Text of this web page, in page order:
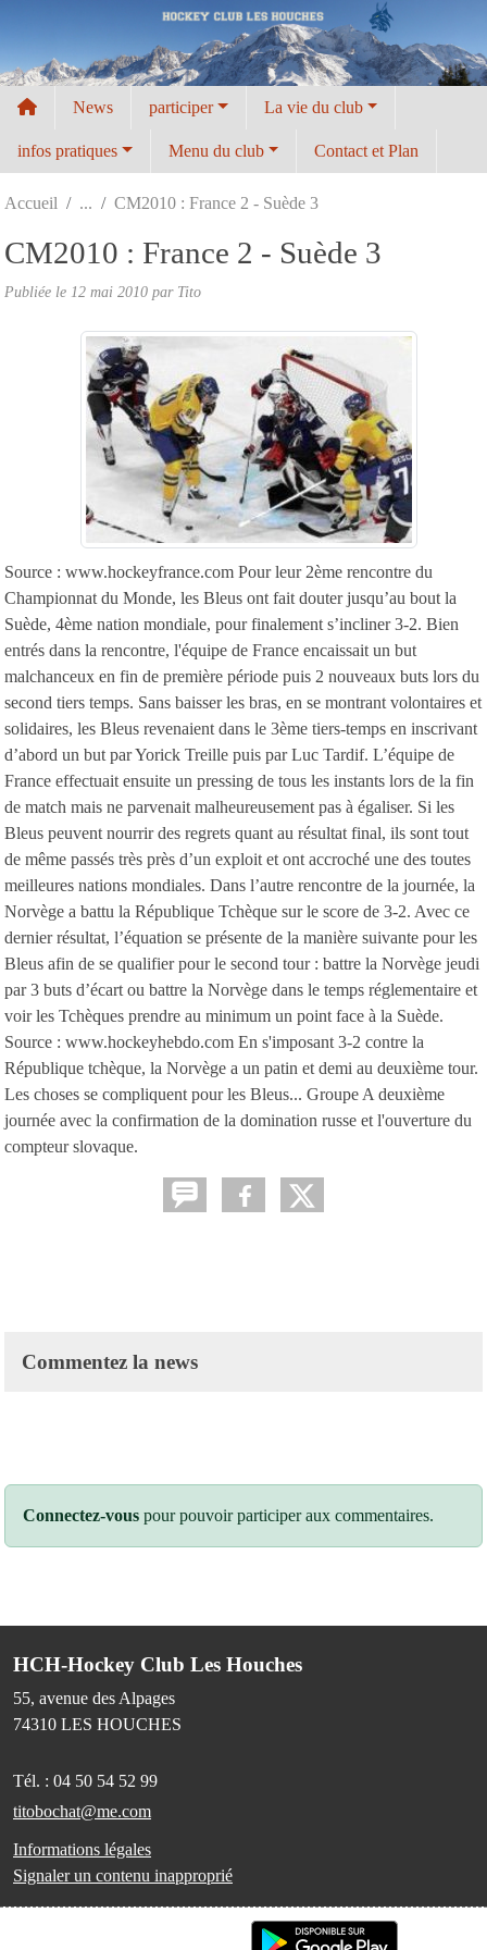
News participer La vie du club
infos pratiques Menu du club Contact et Plan
Accueil CM2010 : France 2 - Suède 3
CM2010 : France 2 - Suède 3
Publiée le 12 mai 2010 par Tito
Source : www.hockeyfrance.com Pour leur 2ème rencontre du
Championnat du Monde, les Bleus ont fait douter jusqu’au bout la
Suède, 4ème nation mondiale, pour finalement s’incliner 3-2. Bien
entrés dans la rencontre, l'équipe de France encaissait un but
malchanceux en fin de première période puis 2 nouveaux buts lors du
second tiers temps. Sans baisser les bras, en se montrant volontaires et
solidaires, les Bleus revenaient dans le 3ème tiers-temps en inscrivant
d’abord un but par Yorick Treille puis par Luc Tardif. L’équipe de
France effectuait ensuite un pressing de tous les instants lors de la fin
de match mais ne parvenait malheureusement pas à égaliser. Si les
Bleus peuvent nourrir des regrets quant au résultat final, ils sont tout
de même passés très près d’un exploit et ont accroché une des toutes
meilleures nations mondiales. Dans l’autre rencontre de la journée, la
Norvège a battu la République Tchèque sur le score de 3-2. Avec ce
dernier résultat, l’équation se présente de la manière suivante pour les
Bleus afin de se qualifier pour le second tour : battre la Norvège jeudi
par 3 buts d’écart ou battre la Norvège dans le temps réglementaire et
voir les Tchèques prendre au minimum un point face à la Suède.
Source : www.hockeyhebdo.com En s'imposant 3-2 contre la
République tchèque, la Norvège a un patin et demi au deuxième tour.
Les choses se compliquent pour les Bleus... Groupe A deuxième
journée avec la confirmation de la domination russe et l'ouverture du
compteur slovaque.
Commentez la news
Connectez-vous pour pouvoir participer aux commentaires.
HCH-Hockey Club Les Houches
55, avenue des Alpages
74310 LES HOUCHES
Tél. : 04 50 54 52 99
titobochat@me.com
Informations légales
Signaler un contenu inapproprié
Panneau de gestion des cookies